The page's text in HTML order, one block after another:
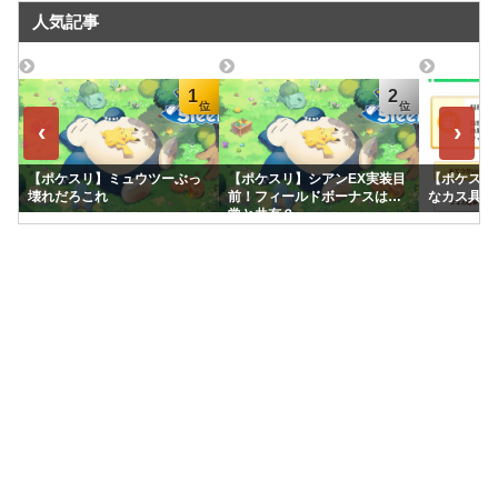
人気記事
‹
1
【ポケスリ】ミュウツーぶっ
壊れだろこれ
2
【ポケスリ】シアンEX実装目
前！フィールドボーナスは通
常と共有？
【ポケス
なカス具合
›